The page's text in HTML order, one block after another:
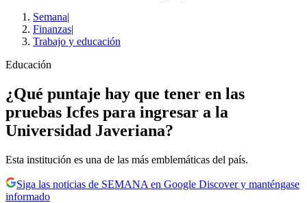
Semana|
Finanzas|
Trabajo y educación
Educación
¿Qué puntaje hay que tener en las
pruebas Icfes para ingresar a la
Universidad Javeriana?
Esta institución es una de las más emblemáticas del país.
Siga las noticias de SEMANA en Google Discover y manténgase
informado